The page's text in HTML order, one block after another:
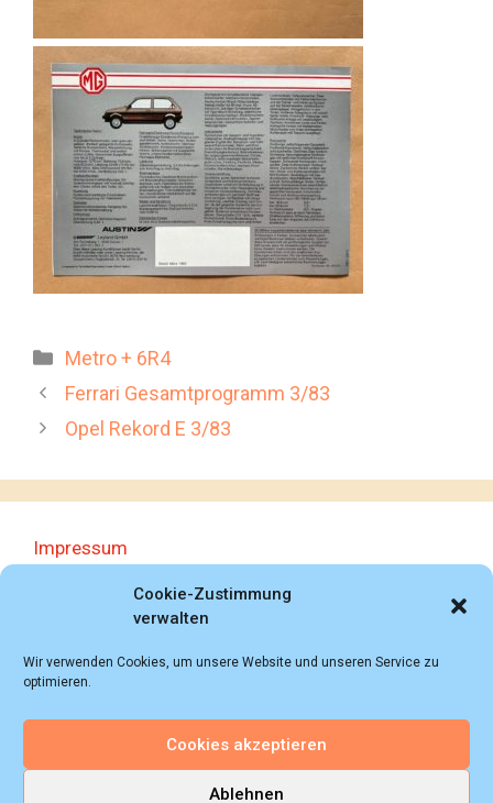
Cookie-Zustimmung
verwalten
Wir verwenden Cookies, um unsere Website und unseren Service zu
optimieren.
Cookies akzeptieren
Ablehnen
Kategorien
Metro + 6R4
Ferrari Gesamtprogramm 3/83
Opel Rekord E 3/83
Impressum
Datenschutzerklärung
© 2018 - 2026 Autoprospektesammlung (Bernd